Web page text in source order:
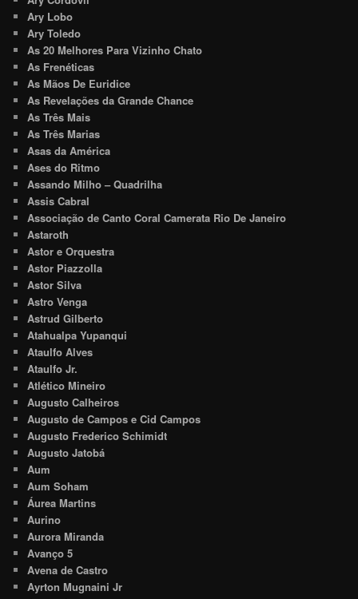
Ary Lobo
Ary Toledo
As 20 Melhores Para Vizinho Chato
As Frenéticas
As Mãos De Euridice
As Revelações da Grande Chance
As Três Mais
As Três Marias
Asas da América
Ases do Ritmo
Assando Milho – Quadrilha
Assis Cabral
Associação de Canto Coral Camerata Rio De Janeiro
Astaroth
Astor e Orquestra
Astor Piazzolla
Astor Silva
Astro Venga
Astrud Gilberto
Atahualpa Yupanqui
Ataulfo Alves
Ataulfo Jr.
Atlético Mineiro
Augusto Calheiros
Augusto de Campos e Cid Campos
Augusto Frederico Schimidt
Augusto Jatobá
Aum
Aum Soham
Áurea Martins
Aurino
Aurora Miranda
Avanço 5
Avena de Castro
Ayrton Mugnaini Jr